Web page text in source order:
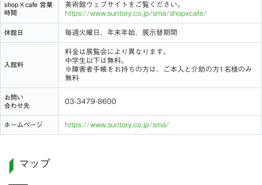
shop×cafe 営業
時間
美術館ウェブサイトをご覧ください。
https://www.suntory.co.jp/sma/shopxcafe/
休館日 毎週火曜日、年末年始、展示替期間
入館料
料金は展覧会により異なります。
中学生以下は無料。
※障害者手帳をお持ちの方は、ご本人と介助の方1名様のみ
無料
お問い
合わせ先
03-3479-8600
ホームページ https://www.suntory.co.jp/sma/
マップ